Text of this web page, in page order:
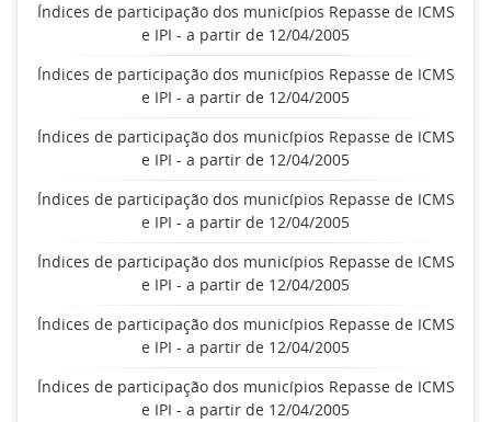
Índices de participação dos municípios Repasse de ICMS
e IPI - a partir de 12/04/2005
Índices de participação dos municípios Repasse de ICMS
e IPI - a partir de 12/04/2005
Índices de participação dos municípios Repasse de ICMS
e IPI - a partir de 12/04/2005
Índices de participação dos municípios Repasse de ICMS
e IPI - a partir de 12/04/2005
Índices de participação dos municípios Repasse de ICMS
e IPI - a partir de 12/04/2005
Índices de participação dos municípios Repasse de ICMS
e IPI - a partir de 12/04/2005
Índices de participação dos municípios Repasse de ICMS
e IPI - a partir de 12/04/2005